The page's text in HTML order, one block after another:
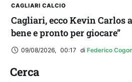
CAGLIARI CALCIO
Cagliari, ecco Kevin Carlos
bene e pronto per giocare”
09/08/2026, 00:17 di Federico
Cerca